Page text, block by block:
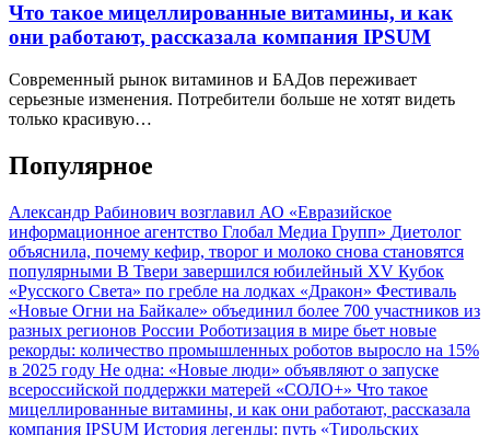
Что такое мицеллированные витамины, и как
они работают, рассказала компания IPSUM
Современный рынок витаминов и БАДов переживает
серьезные изменения. Потребители больше не хотят видеть
только красивую…
Популярное
Александр Рабинович возглавил АО «Евразийское
информационное агентство Глобал Медиа Групп» Диетолог
объяснила, почему кефир, творог и молоко снова становятся
популярными В Твери завершился юбилейный XV Кубок
«Русского Света» по гребле на лодках «Дракон» Фестиваль
«Новые Огни на Байкале» объединил более 700 участников из
разных регионов России Роботизация в мире бьет новые
рекорды: количество промышленных роботов выросло на 15%
в 2025 году Не одна: «Новые люди» объявляют о запуске
всероссийской поддержки матерей «СОЛО+» Что такое
мицеллированные витамины, и как они работают, рассказала
компания IPSUM История легенды: путь «Тирольских